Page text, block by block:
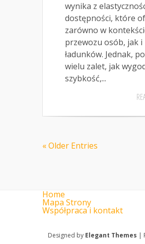
wynika z
dostępności, które
zarówno w
przewozu osób, jak i
ładunków. Jednak,
wielu zalet, jak
szybkość,...
« Older Entries
Home
Mapa Strony
Współpraca i kontakt
Designed by Elegant Themes |